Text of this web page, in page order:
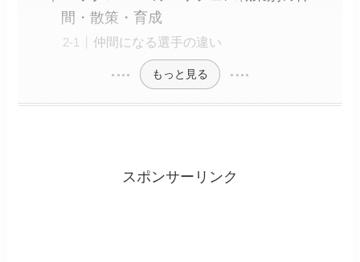
間・散策・育成
仲間になる選手の違い
もっと見る
スポンサーリンク